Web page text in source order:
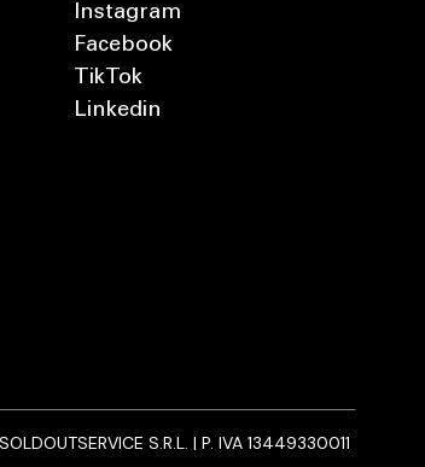
Instagram
Facebook
TikTok
Linkedin
SOLDOUTSERVICE S.R.L. | P. IVA 13449330011